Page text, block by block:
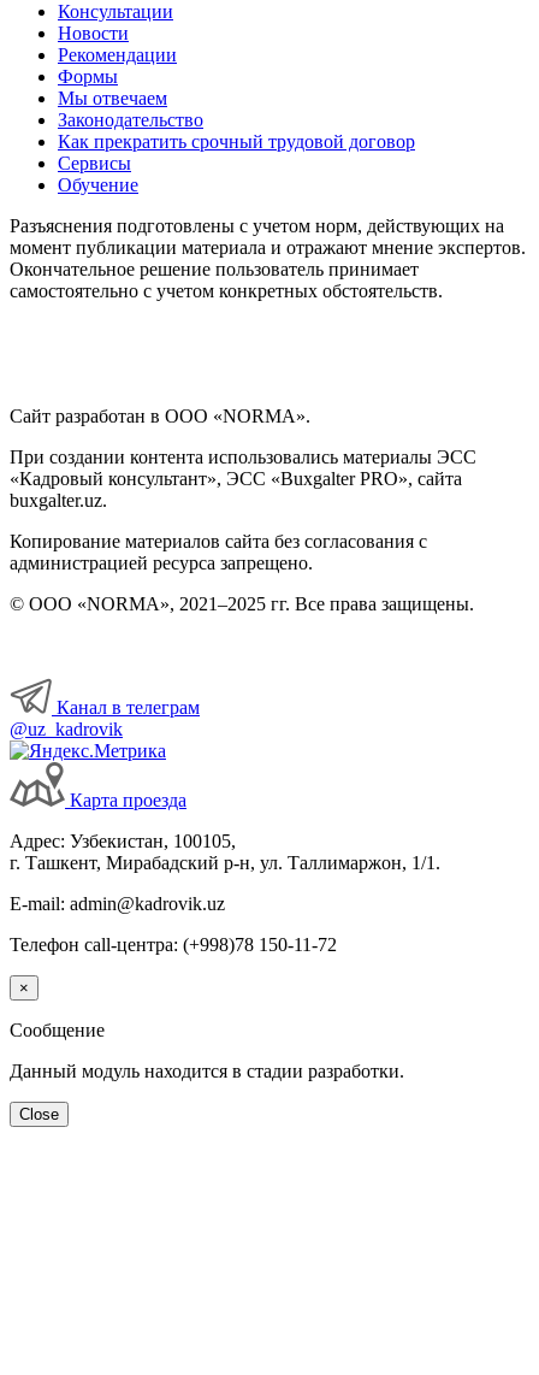
Консультации
Новости
Рекомендации
Формы
Мы отвечаем
Законодательство
Как прекратить срочный трудовой договор
Сервисы
Обучение
Разъяснения подготовлены с учетом норм, действующих на
момент публикации материала и отражают мнение экспертов.
Окончательное решение пользователь принимает
самостоятельно с учетом конкретных обстоятельств.
Сайт разработан в ООО «NORMA».
При создании контента использовались материалы ЭСС
«Кадровый консультант», ЭСС «Buxgalter PRO», сайта
buxgalter.uz.
Копирование материалов сайта без согласования с
администрацией ресурса запрещено.
© ООО «NORMA», 2021–2025 гг. Все права защищены.
Канал в телеграм
@uz_kadrovik
Карта проезда
Адрес: Узбекистан, 100105,
г. Ташкент, Мирабадский р-н, ул. Таллимаржон, 1/1.
E-mail: admin@kadrovik.uz
Телефон call-центра: (+998)78 150-11-72
×
Сообщение
Данный модуль находится в стадии разработки.
Close